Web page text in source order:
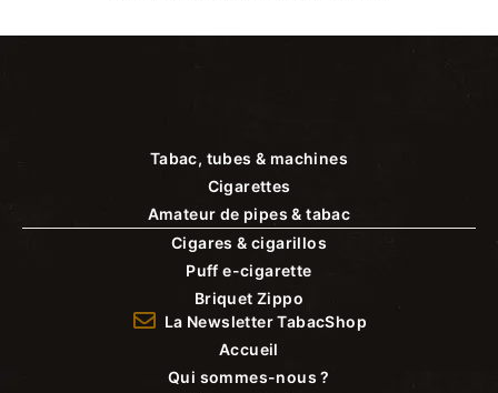
Tabac, tubes & machines
Cigarettes
Amateur de pipes & tabac
Cigares & cigarillos
Puff e-cigarette
Briquet Zippo
La Newsletter TabacShop
Accueil
Qui sommes-nous ?